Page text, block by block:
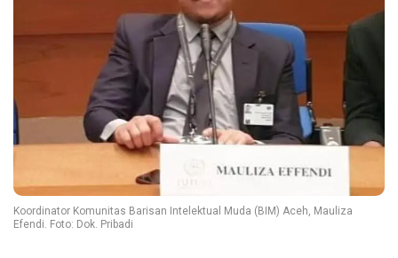
Koordinator Komunitas Barisan Intelektual Muda (BIM) Aceh, Mauliza
Efendi. Foto: Dok. Pribadi